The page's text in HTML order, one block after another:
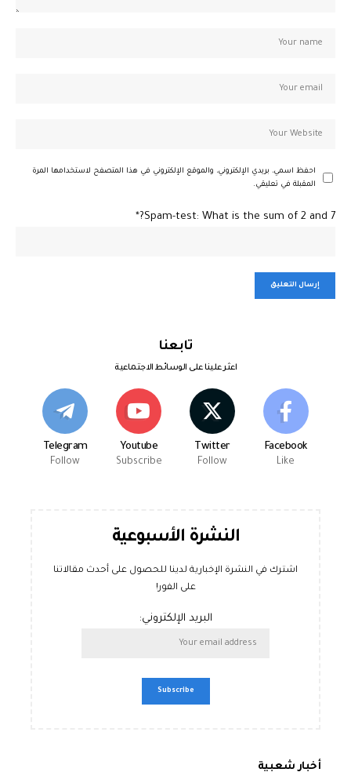
احفظ اسمي، بريدي الإلكتروني، والموقع الإلكتروني في هذا المتصفح لاستخدامها المرة
المقبلة في تعليقي.
Spam-test: What is the sum of 2 and 7?*
تابعنا
اعثر علينا على الوسائط الاجتماعية
Facebook
Like
Twitter
Follow
Youtube
Subscribe
Telegram
Follow
النشرة الأسبوعية
اشترك في النشرة الإخبارية لدينا للحصول على أحدث مقالاتنا
على الفور!
البريد الإلكتروني:
أخبار شعبية